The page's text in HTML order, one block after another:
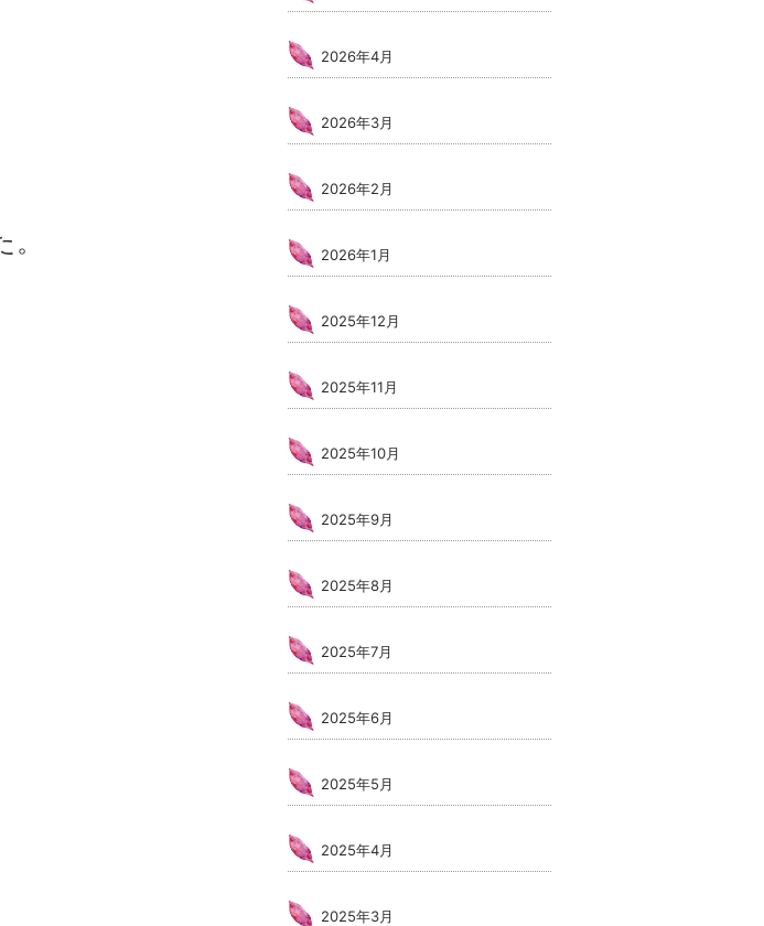
2026年4月
2026年3月
2026年2月
2026年1月
2025年12月
2025年11月
2025年10月
2025年9月
2025年8月
2025年7月
2025年6月
2025年5月
2025年4月
2025年3月